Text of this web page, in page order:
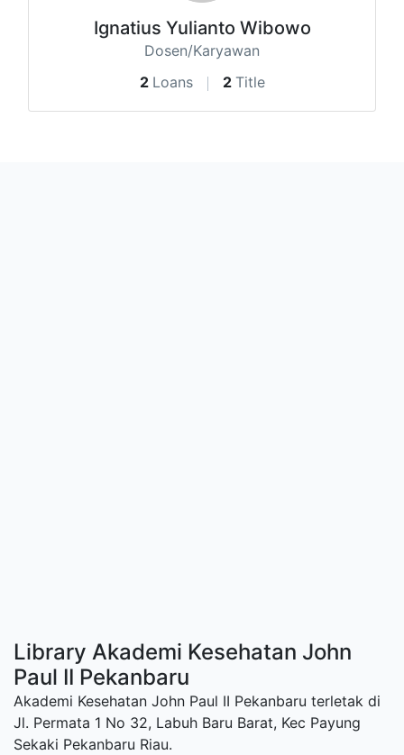
Ignatius Yulianto Wibowo
Dosen/Karyawan
2 Loans 2 Title
Library Akademi Kesehatan John
Paul II Pekanbaru
Akademi Kesehatan John Paul II Pekanbaru terletak di
Jl. Permata 1 No 32, Labuh Baru Barat, Kec Payung
Sekaki Pekanbaru Riau.